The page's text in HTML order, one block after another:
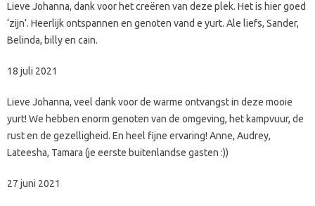
Lieve Johanna, dank voor het creëren van deze plek. Het is hier goed
‘zijn’. Heerlijk ontspannen en genoten vand e yurt. Ale liefs, Sander,
Belinda, billy en cain.
18 juli 2021
Lieve Johanna, veel dank voor de warme ontvangst in deze mooie
yurt! We hebben enorm genoten van de omgeving, het kampvuur, de
rust en de gezelligheid. En heel fijne ervaring! Anne, Audrey,
Lateesha, Tamara (je eerste buitenlandse gasten :))
27 juni 2021